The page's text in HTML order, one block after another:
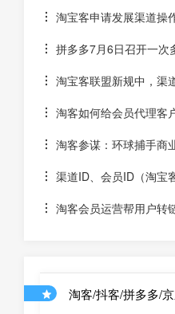
淘宝客申请发展渠道操
拼多多7月6日召开一次
淘宝客联盟新规中，渠
淘客如何给会员代理客
淘客参谋：环球捕手商
渠道ID、会员ID（淘宝
淘客会员运营帮用户转
淘客/抖客/拼多多/